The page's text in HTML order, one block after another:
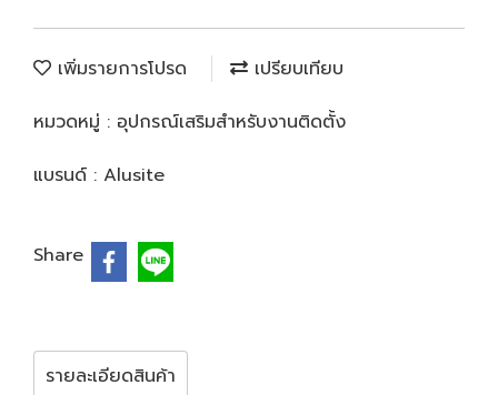
เพิ่มรายการโปรด
เปรียบเทียบ
หมวดหมู่ : อุปกรณ์เสริมสำหรับงานติดตั้ง
แบรนด์ : Alusite
Share
รายละเอียดสินค้า